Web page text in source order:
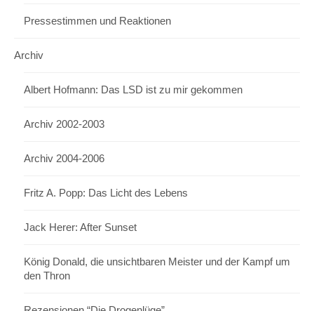
Pressestimmen und Reaktionen
Archiv
Albert Hofmann: Das LSD ist zu mir gekommen
Archiv 2002-2003
Archiv 2004-2006
Fritz A. Popp: Das Licht des Lebens
Jack Herer: After Sunset
König Donald, die unsichtbaren Meister und der Kampf um
den Thron